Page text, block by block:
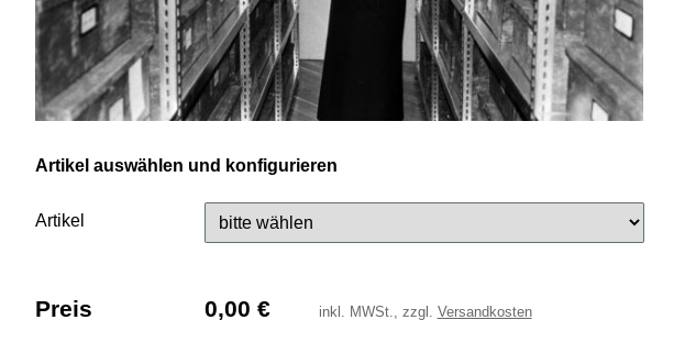
Artikel auswählen und konfigurieren
Artikel
Preis 0,00 € inkl. MWSt., zzgl. Versandkosten